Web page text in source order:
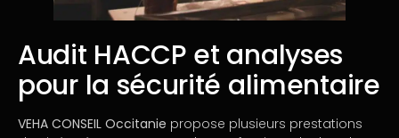
Audit HACCP et analyses
pour la sécurité alimentaire
VEHA CONSEIL Occitanie propose plusieurs prestations